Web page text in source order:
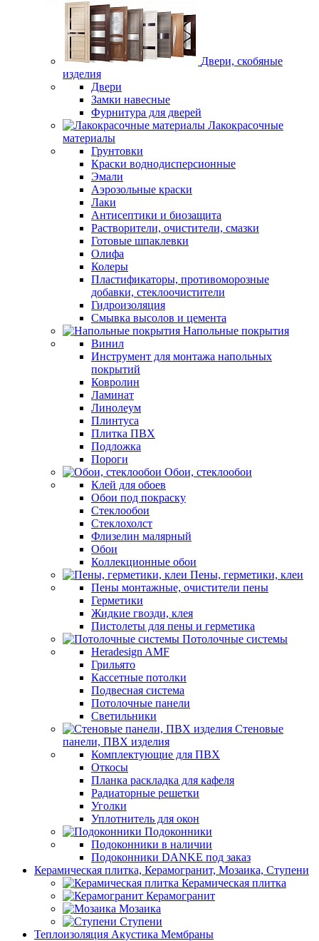
Двери, скобяные
изделия
Двери
Замки навесные
Фурнитура для дверей
Лакокрасочные
материалы
Грунтовки
Краски воднодисперсионные
Эмали
Аэрозольные краски
Лаки
Антисептики и биозащита
Растворители, очистители, смазки
Готовые шпаклевки
Олифа
Колеры
Пластификаторы, противоморозные
добавки, стеклоочистители
Гидроизоляция
Смывка высолов и цемента
Напольные покрытия
Винил
Инструмент для монтажа напольных
покрытий
Ковролин
Ламинат
Линолеум
Плинтуса
Плитка ПВХ
Подложка
Пороги
Обои, стеклообои
Клей для обоев
Обои под покраску
Стеклообои
Стеклохолст
Флизелин малярный
Обои
Коллекционные обои
Пены, герметики, клеи
Пены монтажные, очистители пены
Герметики
Жидкие гвозди, клея
Пистолеты для пены и герметика
Потолочные системы
Heradesign AMF
Грильято
Кассетные потолки
Подвесная система
Потолочные панели
Светильники
Стеновые
панели, ПВХ изделия
Комплектующие для ПВХ
Откосы
Планка раскладка для кафеля
Радиаторные решетки
Уголки
Уплотнитель для окон
Подоконники
Подоконники в наличии
Подоконники DANKE под заказ
Керамическая плитка, Керамогранит, Мозаика, Ступени
Керамическая плитка
Керамогранит
Мозаика
Ступени
Теплоизоляция Акустика Мембраны